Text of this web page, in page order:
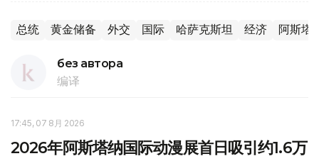
总统 黄金储备 外交 国际 哈萨克斯坦 经济 阿斯塔
без автора
编译
17:45, 07 8月 2026
2026年阿斯塔纳国际动漫展首日吸引约1.6万